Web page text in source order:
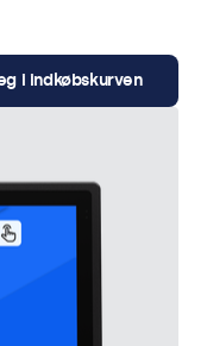
i indkøbskurven